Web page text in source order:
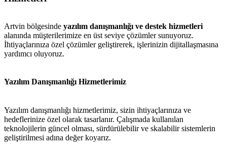
Artvin bölgesinde yazılım danışmanlığı ve destek hizmetleri
alanında müşterilerimize en üst seviye çözümler sunuyoruz.
İhtiyaçlarınıza özel çözümler geliştirerek, işlerinizin dijitallaşmasına
yardımcı oluyoruz.
Yazılım Danışmanlığı Hizmetlerimiz
Yazılım danışmanlığı hizmetlerimiz, sizin ihtiyaçlarınıza ve
hedeflerinize özel olarak tasarlanır. Çalışmada kullanılan
teknolojilerin güncel olması, sürdürülebilir ve skalabilir sistemlerin
geliştirilmesi adına değer koyarız.